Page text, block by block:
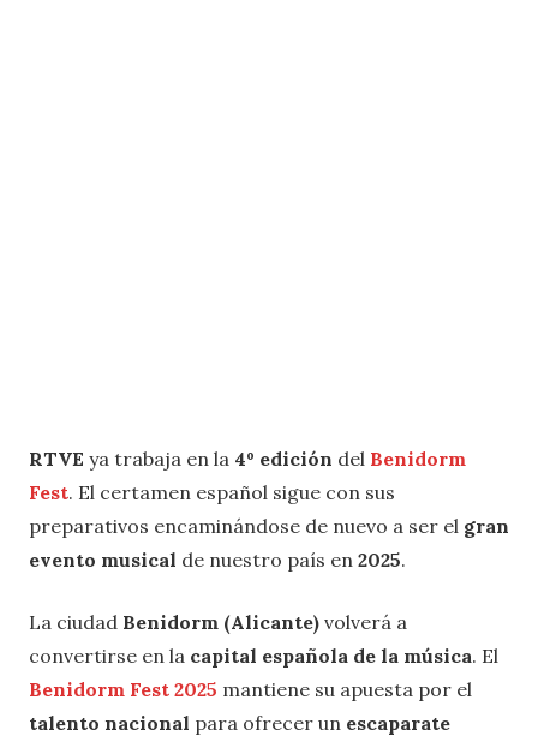
RTVE ya trabaja en la 4º edición del Benidorm
Fest. El certamen español sigue con sus
preparativos encaminándose de nuevo a ser el gran
evento musical de nuestro país en 2025.
La ciudad Benidorm (Alicante) volverá a
convertirse en la capital española de la música. El
Benidorm Fest 2025 mantiene su apuesta por el
talento nacional para ofrecer un escaparate